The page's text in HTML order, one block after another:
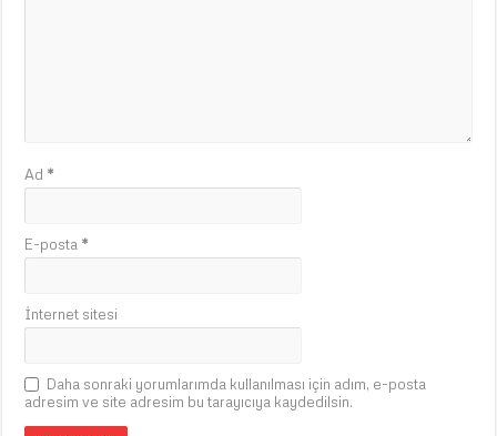
Ad *
E-posta *
İnternet sitesi
Daha sonraki yorumlarımda kullanılması için adım, e-posta
adresim ve site adresim bu tarayıcıya kaydedilsin.